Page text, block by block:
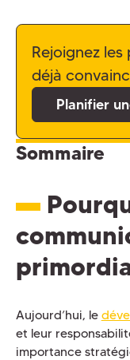
Rejoignez
déjà
Planifier
Sommaire
Aujourd’hui, le
et leur
importance